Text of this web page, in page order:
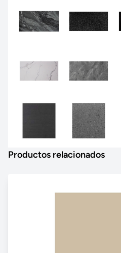
Productos relacionados